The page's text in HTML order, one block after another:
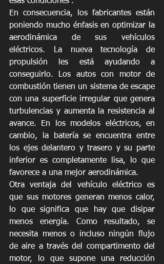
En consecuencia, los fabricantes están
poniendo mucho énfasis en optimizar la
aerodinámica de sus vehículos
eléctricos. La nueva tecnología de
propulsión les está ayudando a
conseguirlo. Los autos con motor de
combustión tienen un sistema de escape
con una superficie irregular que genera
turbulencias y aumenta la resistencia al
avance. En los modelos eléctricos, en
cambio, la batería se encuentra entre
los ejes delantero y trasero y su parte
inferior es completamente lisa, lo que
favorece a una mejor aerodinámica.
Otra ventaja del vehículo eléctrico es
que sus motores generan menos calor,
lo que significa que hay que disipar
menos energía. Como resultado, se
necesita menos o incluso ningún flujo
de aire a través del compartimento del
motor, lo que supone una reducción